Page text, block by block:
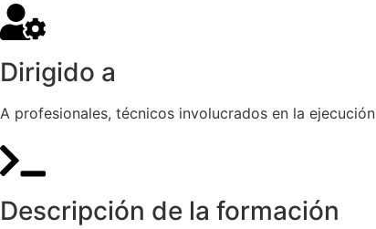
Dirigido a
A profesionales, técnicos involucrados en la
Descripción de la formación